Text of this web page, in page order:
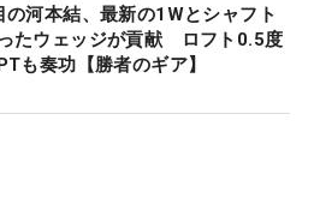
の河本結、最新の1Wとシャフト
たウェッジが貢献 ロフト0.5度
も奏功【勝者のギア】